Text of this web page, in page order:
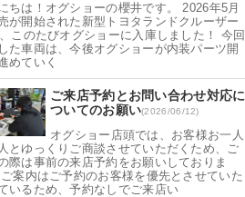
ちは！オグショーの櫻井です。 2026年5月
が開始された新型トヨタランドクルーザー
このたびオグショーに入庫しました！ 今回
た車両は、今後オグショーが内装パーツ開
めていく
ご来店予約とお問い合わせ対応に
ついてのお願い(2026/06/12)
オグショー店頭では、お客様お一人
とゆっくりご商談させていただくため、ご
際は事前の来店予約をお願いしておりま
案内はご予約のお客様を優先とさせていた
いるため、予約なしでご来店い